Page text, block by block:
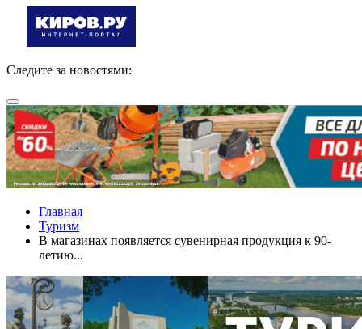
Следите за новостями:
Главная
Туризм
В магазинах появляется сувенирная продукция к 90-
летию...